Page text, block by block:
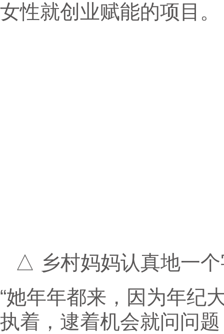
女性就创业赋能的项目。
△ 乡村妈妈认真地一
“她年年都来，因为年纪
执着，逮着机会就问问